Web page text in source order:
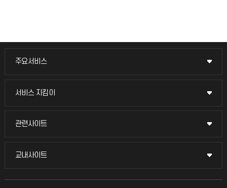
주요서비스
주요서비스
교무회의방송
서비스 지킴이
서비스 지킴이
묻고 답하기
관련사이트
관련사이트
국방헬프콜
교내사이트
교내사이트
교수회